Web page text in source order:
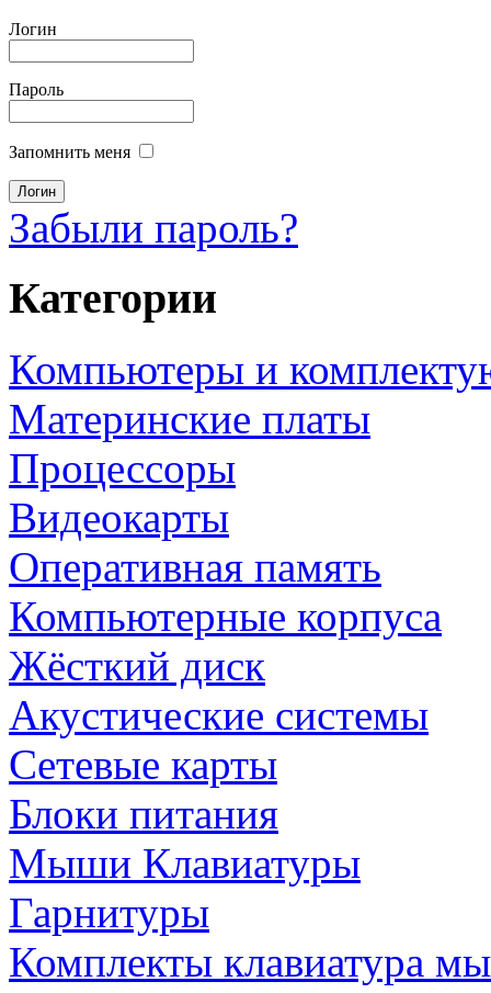
Логин
Пароль
Запомнить меня
Забыли пароль?
Категории
Компьютеры и
Материнские платы
Процессоры
Видеокарты
Оперативная память
Компьютерные корпуса
Жёсткий диск
Акустические системы
Сетевые карты
Блоки питания
Мыши Клавиатуры
Гарнитуры
Комплекты клавиатура